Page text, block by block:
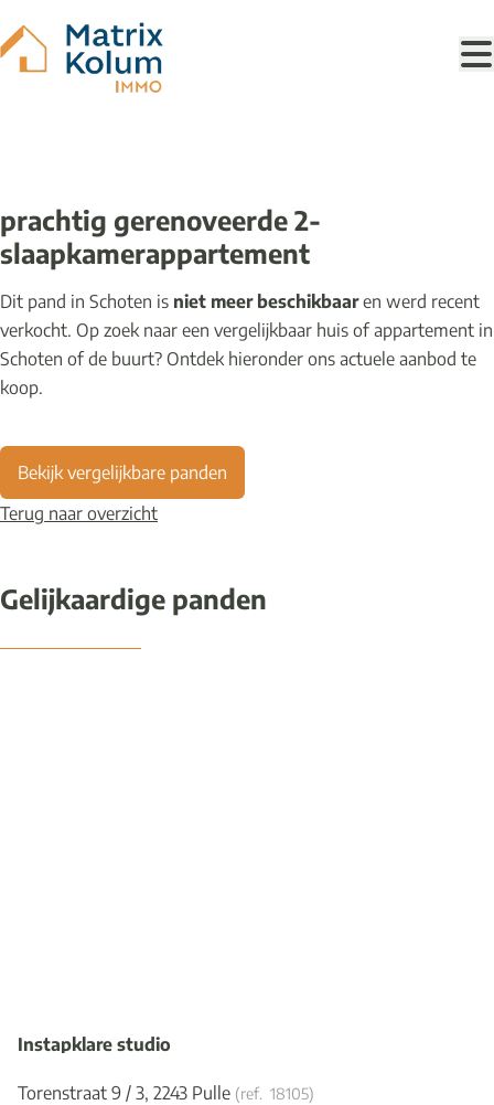
VERKOCHT
prachtig gerenoveerde 2-
slaapkamerappartement
Dit pand in Schoten is niet meer beschikbaaren werd recent
verkocht. Op zoek naar een vergelijkbaar huis of appartement in
Schoten of de buurt? Ontdek hieronder ons actuele aanbod te
koop.
Bekijk vergelijkbare panden
Terug naar overzicht
Gelijkaardige panden
Instapklare studio
Torenstraat 9 / 3, 2243 Pulle (ref. 18105)